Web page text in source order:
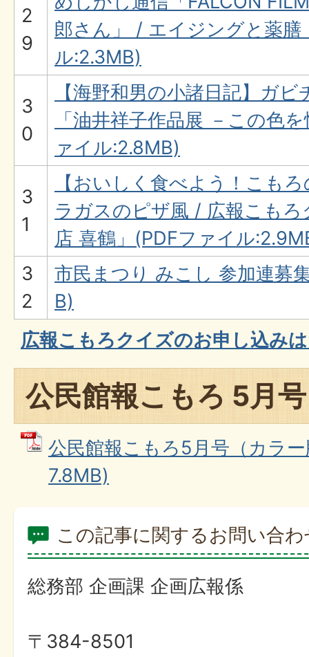
2
9
郎さん」 / エイジングと薬膳
ル:2.3MB)
3
0
【海野和男の小諸日記】ガ
「油井祥子作品展 －この色
ァイル:2.8MB)
3
1
【おいしく食べよう！こも
ラガスのピザ風 / 広報こも
店 喜鶴」(PDFファイル
3
2
市民まつり みこし 参加連募
B)
広報こもろクイズのお申し込み
公民館報こもろ 5月号
公民館報こもろ5月号（カラ
7.8MB)
この記事に関するお問い合
総務部 企画課 企画広報係
〒384-8501